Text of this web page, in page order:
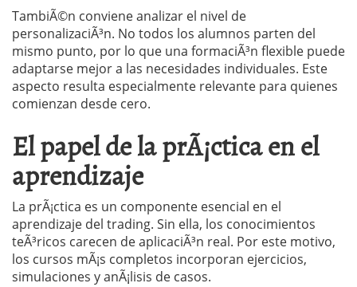
TambiÃ©n conviene analizar el nivel de
personalizaciÃ³n. No todos los alumnos parten del
mismo punto, por lo que una formaciÃ³n flexible puede
adaptarse mejor a las necesidades individuales. Este
aspecto resulta especialmente relevante para quienes
comienzan desde cero.
El papel de la prÃ¡ctica en el
aprendizaje
La prÃ¡ctica es un componente esencial en el
aprendizaje del trading. Sin ella, los conocimientos
teÃ³ricos carecen de aplicaciÃ³n real. Por este motivo,
los cursos mÃ¡s completos incorporan ejercicios,
simulaciones y anÃ¡lisis de casos.